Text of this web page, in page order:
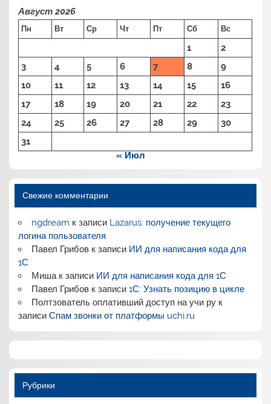
Август 2026
Пн Вт Ср Чт Пт Сб Вс
1
2
3
4 5 6 7 8
9
10
11 12 13 14 15
16
17
18 19 20 21 22
23
24
25 26 27 28 29
30
31
« Июл
Свежие комментарии
ngdream к записи Lazarus: получение текущего
логина пользователя
Павел Грибовк записи ИИ для написания кода для
1С
Мишак записи ИИ для написания кода для 1С
Павел Грибовк записи 1С: Узнать позицию в цикле
Полтзователь оплативший доступ на учи рук
записиСпам звонки от платформы uchi.ru
Рубрики